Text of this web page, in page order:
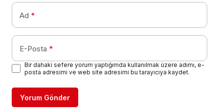
Ad *
E-Posta *
Bir dahaki sefere yorum yaptığımda kullanılmak üzere adımı, e-
posta adresimi ve web site adresimi bu tarayıcıya kaydet.
Yorum Gönder